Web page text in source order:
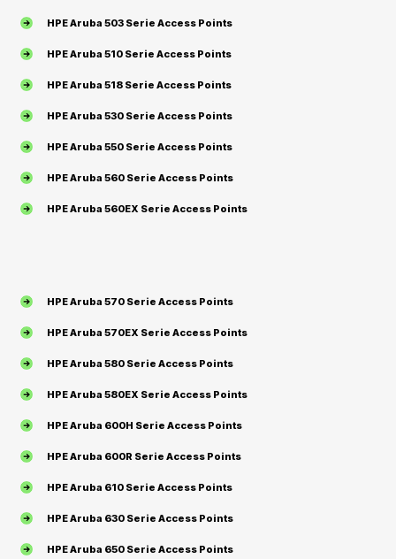
HPE Aruba 503 Serie Access Points
HPE Aruba 510 Serie Access Points
HPE Aruba 518 Serie Access Points
HPE Aruba 530 Serie Access Points
HPE Aruba 550 Serie Access Points
HPE Aruba 560 Serie Access Points
HPE Aruba 560EX Serie Access Points
HPE Aruba 570 Serie Access Points
HPE Aruba 570EX Serie Access Points
HPE Aruba 580 Serie Access Points
HPE Aruba 580EX Serie Access Points
HPE Aruba 600H Serie Access Points
HPE Aruba 600R Serie Access Points
HPE Aruba 610 Serie Access Points
HPE Aruba 630 Serie Access Points
HPE Aruba 650 Serie Access Points